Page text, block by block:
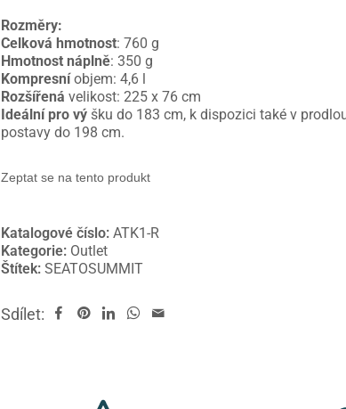
Rozměry:
Celková hmotnost: 760 g
Hmotnost náplně: 350 g
Kompresníobjem: 4,6 l
Rozšířená velikost: 225 x 76 cm
Ideální pro vý šku do 183 cm, k dispozici také v
postavy do 198 cm.
Zeptat se na tento produkt
Katalogové číslo:ATK1-R
Kategorie: Outlet
Štítek:SEATOSUMMIT
Sdílet: